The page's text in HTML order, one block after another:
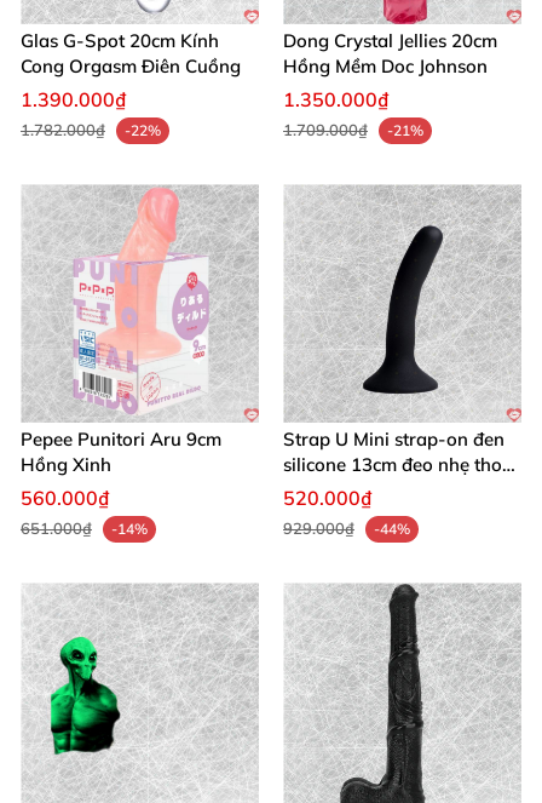
Glas G-Spot 20cm Kính
Cong Orgasm Điên Cuồng
1.390.000₫
1.782.000₫ -22%
Dong Crystal Jellies 20cm
Hồng Mềm Doc Johnson
1.350.000₫
1.709.000₫ -21%
Pepee Punitori Aru 9cm
Hồng Xinh
560.000₫
651.000₫ -14%
Strap U Mini strap-on đen
silicone 13cm đeo nhẹ thoải
mái
520.000₫
929.000₫ -44%